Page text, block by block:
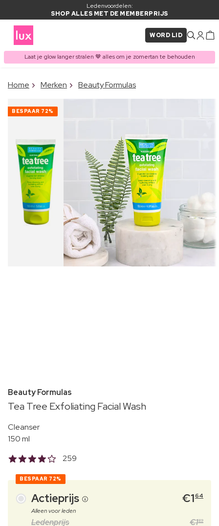
Ledenvoordelen:
SHOP ALLES MET DE MEMBERPRIJS
WORD LID
Laat je glow langer stralen 🤎 alles om je zomertan te behouden
ITEM TOEGEVOEGD AAN
WINKELMAND
Vaak samen gekocht met
Home Merken Beauty Formulas
BESPAAR 72%
Beauty Formulas
Tea Tree Exfoliating Facial Wash
Cleanser
150 ml
259
BESPAAR 72%
Actieprijs €164
Alleen voor leden
Ledenprijs €189